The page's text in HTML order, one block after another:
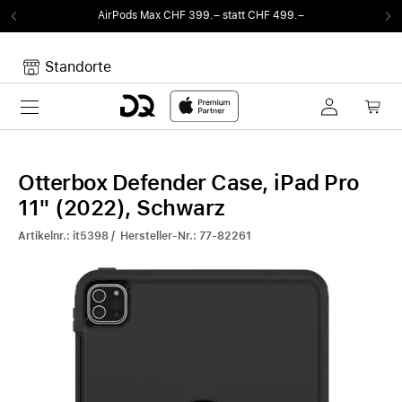
AirPods Max CHF 399.– statt CHF 499.–
Standorte
Toggle navigation
Otterbox Defender Case, iPad Pro
11" (2022), Schwarz
Artikelnr.: it5398 / Hersteller-Nr.: 77-82261